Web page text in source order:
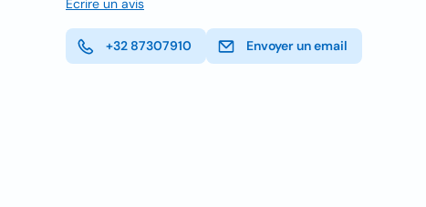
Écrire un avis
+32 87307910 Envoyer un email